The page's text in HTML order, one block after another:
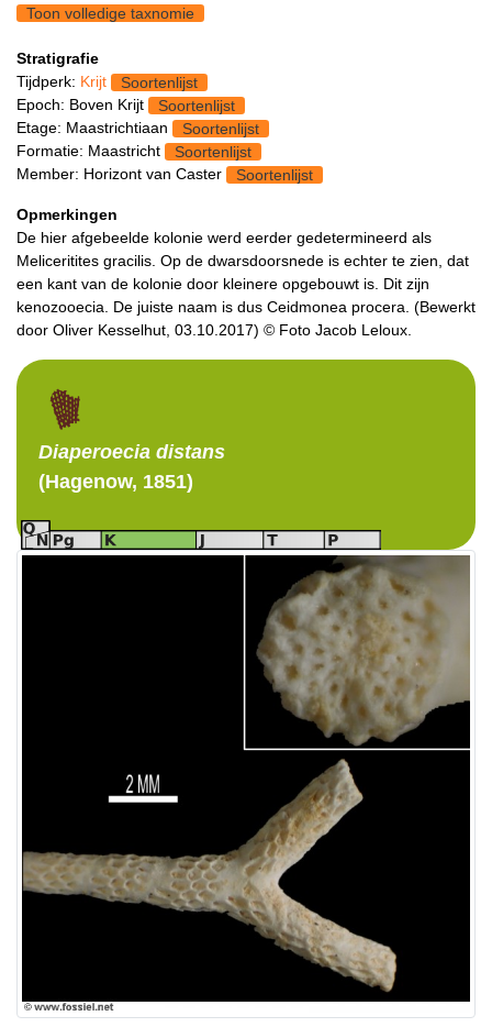
Toon volledige taxnomie
Stratigrafie
Tijdperk: Krijt
Soortenlijst
Epoch: Boven Krijt
Soortenlijst
Etage: Maastrichtiaan
Soortenlijst
Formatie: Maastricht
Soortenlijst
Member: Horizont van Caster
Soortenlijst
Opmerkingen
De hier afgebeelde kolonie werd eerder gedetermineerd als
Meliceritites gracilis. Op de dwarsdoorsnede is echter te zien, dat
een kant van de kolonie door kleinere opgebouwt is. Dit zijn
kenozooecia. De juiste naam is dus Ceidmonea procera. (Bewerkt
door Oliver Kesselhut, 03.10.2017) © Foto Jacob Leloux.
Diaperoecia distans
(Hagenow, 1851)